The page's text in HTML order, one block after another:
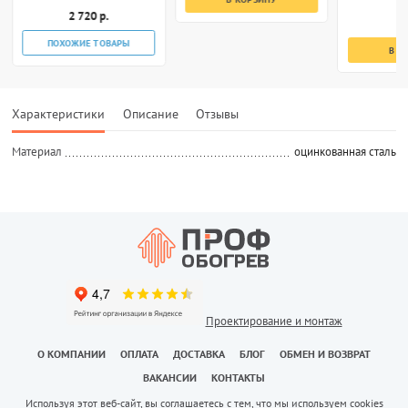
2 720 р.
ПОХОЖИЕ ТОВАРЫ
В
Характеристики Описание Отзывы
Материал оцинкованная сталь
Проектирование и монтаж
О КОМПАНИИ ОПЛАТА ДОСТАВКА БЛОГ
ОБМЕН И ВОЗВРАТ
ВАКАНСИИ
КОНТАКТЫ
Используя этот веб-сайт, вы соглашаетесь с тем, что мы используем cookies